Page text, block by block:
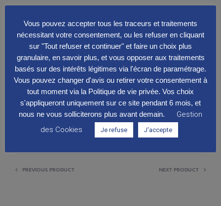
24.00
Bière blonde aux notes florales et herbacées
AJOUTER À LA LISTE DE SOUHAITS
PREVIOUS PRODUCT NEXT PRODUCT
Vous pouvez accepter tous les traceurs et traitements
nécessitant votre consentement, ou les refuser en cliquant
sur "Tout refuser et continuer" et faire un choix plus
granulaire, en savoir plus, et vous opposer aux traitements
basés sur des intérêts légitimes via l'écran de paramétrage.
Vous pouvez changer d'avis ou retirer votre consentement à
tout moment via la Politique de vie privée. Vos choix
s'appliqueront uniquement sur ce site pendant 6 mois, et
nous ne vous solliciterons plus avant demain.
Gestion
des Cookies
Je refuse J'accepte